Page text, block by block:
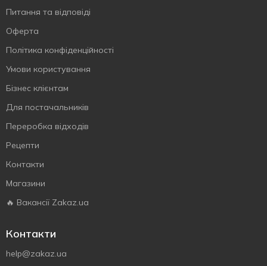
Питання та відповіді
Оферта
Політика конфіденційності
Умови користування
Бізнес клієнтам
Для постачальників
Переробка відходів
Рецепти
Контакти
Магазини
🔥 Вакансії Zakaz.ua
Контакти
help@zakaz.ua